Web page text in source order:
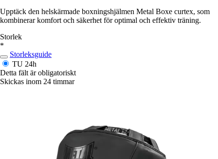
Upptäck den helskärmade boxningshjälmen Metal Boxe curtex, som
kombinerar komfort och säkerhet för optimal och effektiv träning.
Storlek
*
Storleksguide
TU 24h
Detta fält är obligatoriskt
Skickas inom 24 timmar